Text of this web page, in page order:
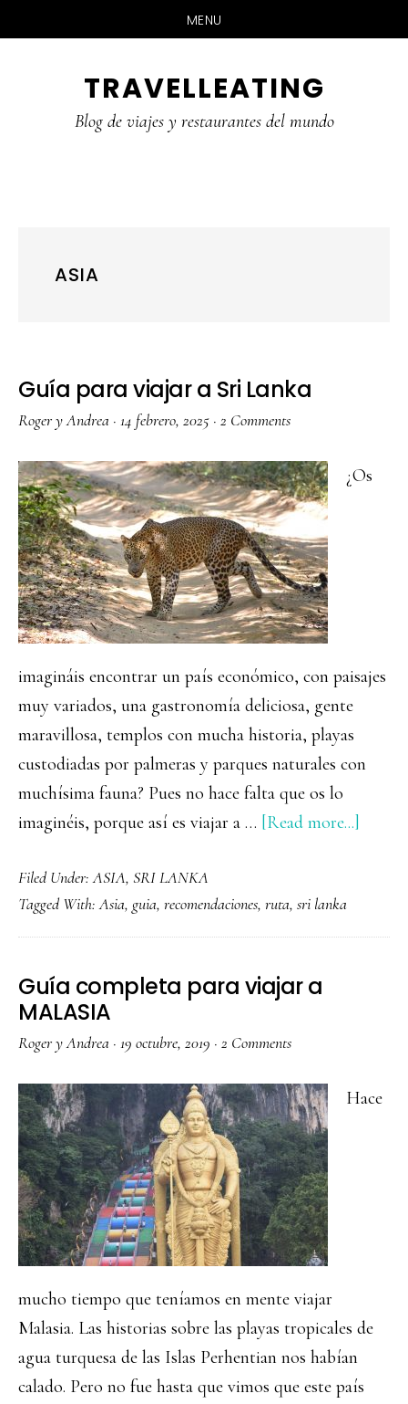
MENU
TRAVELLEATING
Blog de viajes y restaurantes del mundo
ASIA
Guía para viajar a Sri Lanka
Roger y Andrea · 14 febrero, 2025 · 2 Comments
¿Os
imagináis encontrar un país económico, con paisajes
muy variados, una gastronomía deliciosa, gente
maravillosa, templos con mucha historia, playas
custodiadas por palmeras y parques naturales con
muchísima fauna? Pues no hace falta que os lo
imaginéis, porque así es viajar a … [Read more...]
a
Filed Under:ASIA, SRI LANKA
Tagged With:Asia, guia, recomendaciones, ruta, sri lanka
Guía completa para viajar a
MALASIA
Roger y Andrea · 19 octubre, 2019 · 2 Comments
Hace
mucho tiempo que teníamos en mente viajar
Malasia. Las historias sobre las playas tropicales de
agua turquesa de las Islas Perhentian nos habían
calado. Pero no fue hasta que vimos que este país